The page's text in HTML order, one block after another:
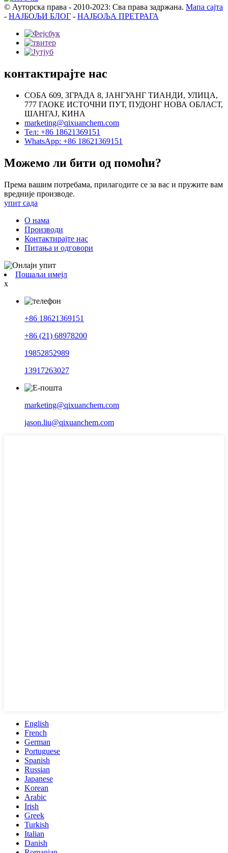
© Ауторска права - 2010-2023: Сва права задржана. Мапа сајта
- НАЈБОЉИ БЛОГ - НАЈБОЉА ПРЕТРАГА
контактирајте нас
СОБА 609, ЗГРАДА 8, ЈАНГУАНГ ТИАНДИ, УЛИЦА,
777 ГАОКЕ ИСТОЧНИ ПУТ, ПУДОНГ НОВА ОБЛАСТ,
ШАНГАЈ, КИНА
marketing@qixuanchem.com
Тел: +86 18621369151
WhatsApp: +86 18621369151
Можемо ли бити од помоћи?
Према вашим потребама, прилагодите се за вас и пружите вам
вредније производе.
упит сада
О нама
Производи
Контактирајте нас
Питања и одговори
Пошаљи имејл
x
+86 18621369151
+86 (21) 68978200
19852852989
13917263027
marketing@qixuanchem.com
jason.liu@qixuanchem.com
English
French
German
Portuguese
Spanish
Russian
Japanese
Korean
Arabic
Irish
Greek
Turkish
Italian
Danish